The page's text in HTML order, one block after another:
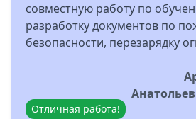
совместную работу по
разработку документов по
безопасности, перезарядку
Отличная работа!